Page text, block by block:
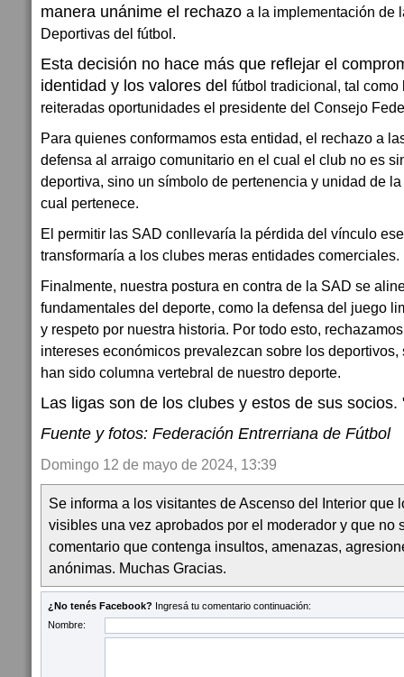
manera unánime el rechazo a la implementación de
Deportivas del fútbol.
Esta decisión no hace más que reflejar el
identidad y los valores del fútbol tradicional, tal
reiteradas oportunidades el presidente del Consejo
Para quienes conformamos esta entidad, el rechazo a
defensa al arraigo comunitario en el cual el club no es
deportiva, sino un símbolo de pertenencia y unidad de
cual pertenece.
El permitir las SAD conllevaría la pérdida del vínculo
transformaría a los clubes meras entidades comerciales.
Finalmente, nuestra postura en contra de la SAD se
fundamentales del deporte, como la defensa del juego
y respeto por nuestra historia. Por todo esto,
intereses económicos prevalezcan sobre los
han sido columna vertebral de nuestro deporte.
Las ligas son de los clubes y estos de sus socios.
Fuente y fotos: Federación Entrerriana de Fútbol
Domingo 12 de mayo de 2024, 13:39
Se informa a los visitantes de Ascenso del Interior que
visibles una vez aprobados por el moderador y que no
comentario que contenga insultos, amenazas,
anónimas. Muchas Gracias.
¿No tenés Facebook? Ingresá tu comentario continuación:
Nombre: